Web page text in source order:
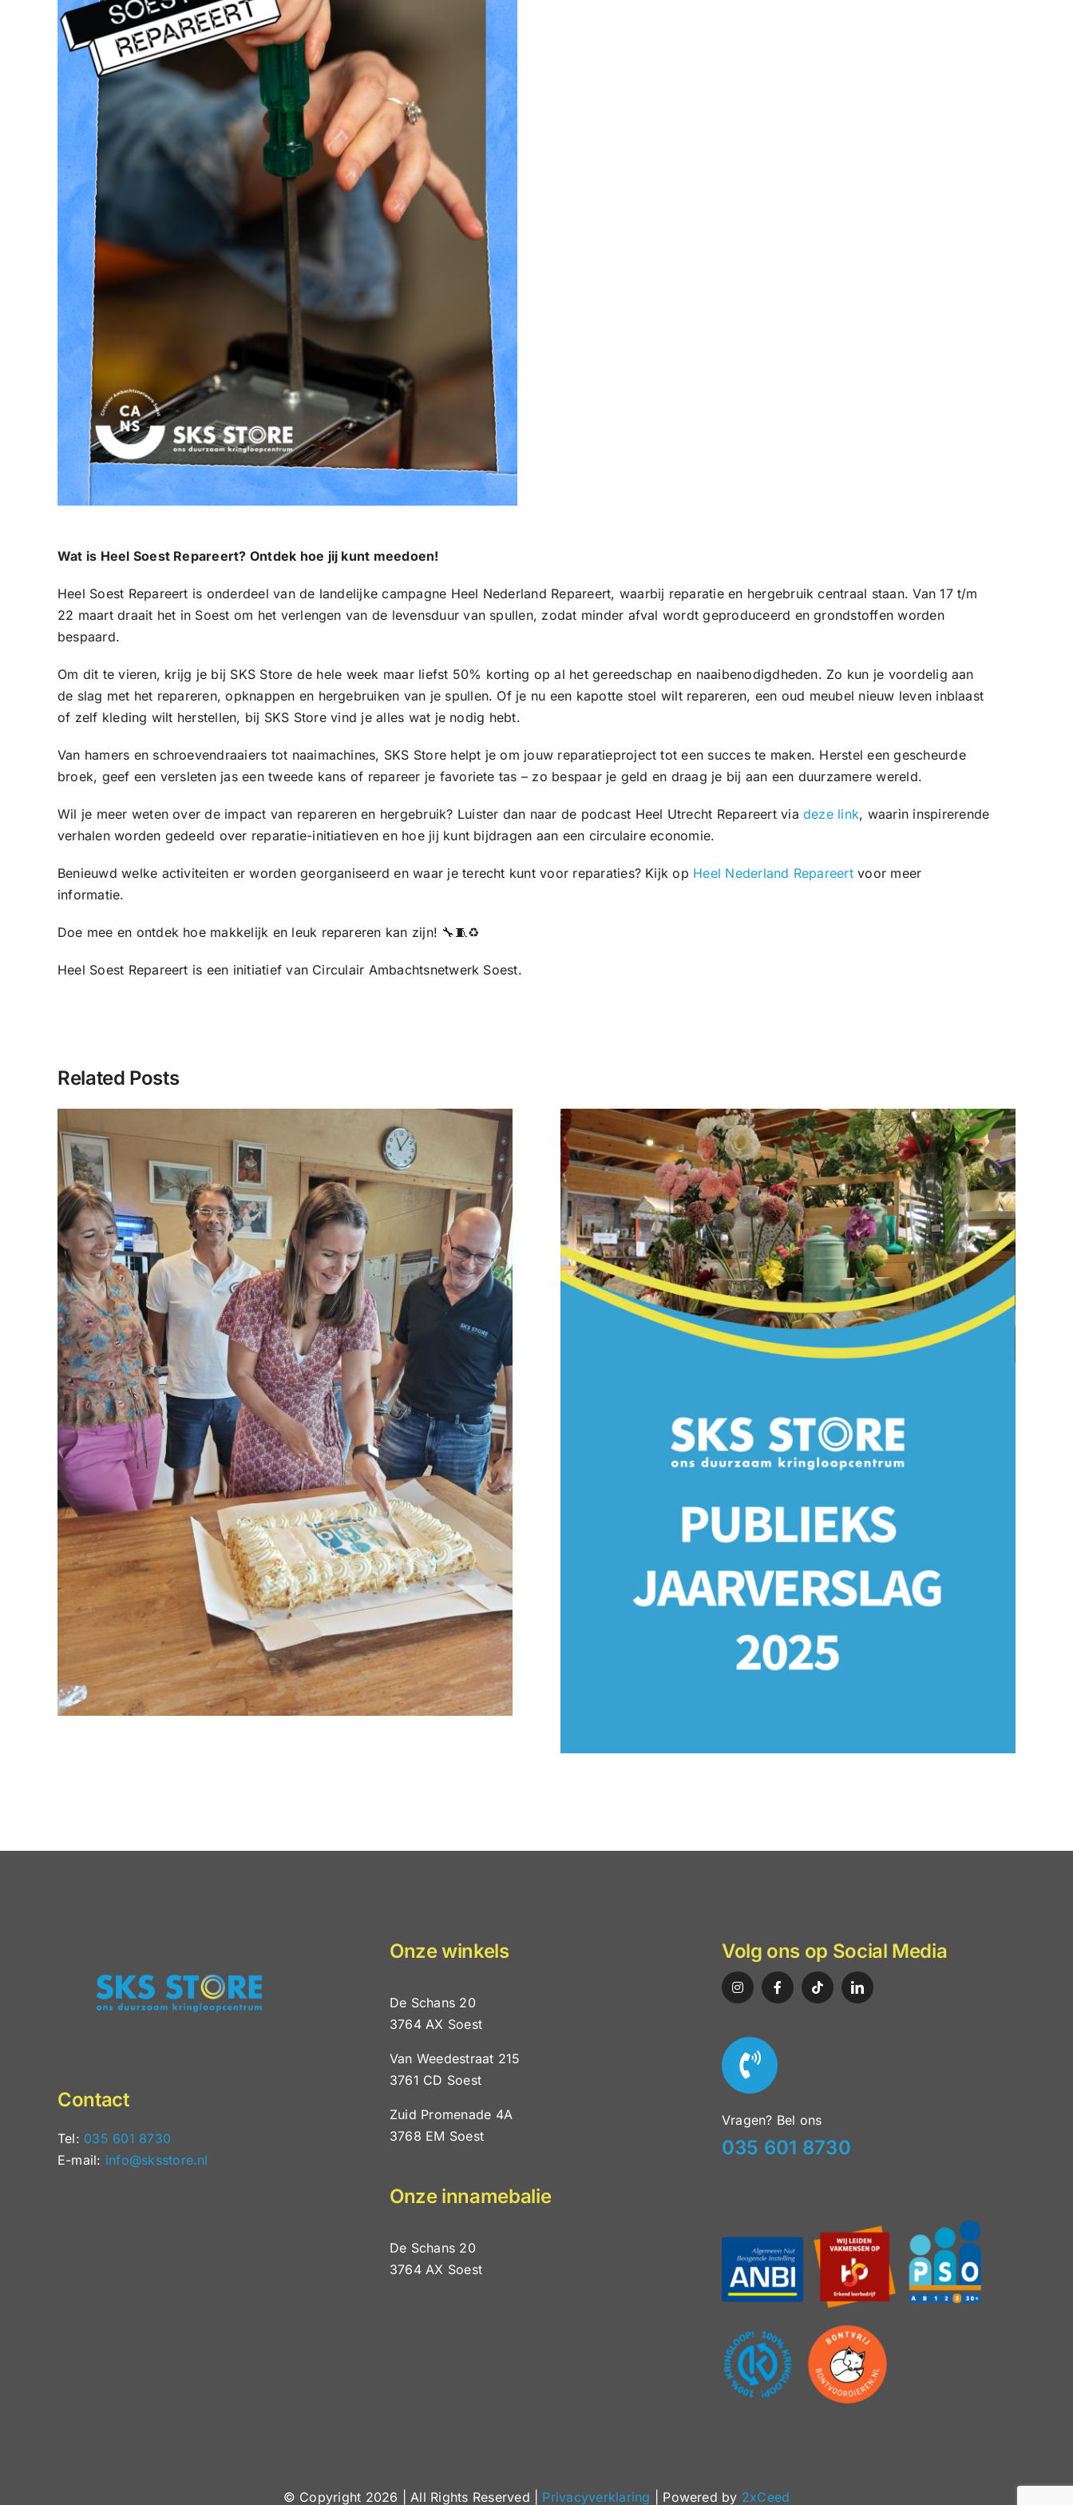
Wat is Heel Soest Repareert? Ontdek hoe jij kunt meedoen!
Heel Soest Repareert is onderdeel van de landelijke campagne Heel Nederland Repareert, waarbij reparatie en hergebruik centraal staan. Van 17 t/m
22 maart draait het in Soest om het verlengen van de levensduur van spullen, zodat minder afval wordt geproduceerd en grondstoffen worden
bespaard.
Om dit te vieren, krijg je bij SKS Store de hele week maar liefst 50% korting op al het gereedschap en naaibenodigdheden. Zo kun je voordelig aan
de slag met het repareren, opknappen en hergebruiken van je spullen. Of je nu een kapotte stoel wilt repareren, een oud meubel nieuw leven inblaast
of zelf kleding wilt herstellen, bij SKS Store vind je alles wat je nodig hebt.
Van hamers en schroevendraaiers tot naaimachines, SKS Store helpt je om jouw reparatieproject tot een succes te maken. Herstel een gescheurde
broek, geef een versleten jas een tweede kans of repareer je favoriete tas – zo bespaar je geld en draag je bij aan een duurzamere wereld.
Wil je meer weten over de impact van repareren en hergebruik? Luister dan naar de podcast Heel Utrecht Repareert viadeze link, waarin inspirerende
verhalen worden gedeeld over reparatie-initiatieven en hoe jij kunt bijdragen aan een circulaire economie.
Benieuwd welke activiteiten er worden georganiseerd en waar je terecht kunt voor reparaties? Kijk op Heel Nederland Repareertvoor meer
informatie.
Doe mee en ontdek hoe makkelijk en leuk repareren kan zijn! 🔧🧵♻️
Heel Soest Repareert is een initiatief van Circulair Ambachtsnetwerk Soest.
Related Posts
PSO keurmerk behaald!
Jaarverslag 2025 staat online
Contact
Tel: 035 601 8730
E-mail: info@sksstore.nl
Onze winkels
De Schans 20
3764 AX Soest
Van Weedestraat 215
3761 CD Soest
Zuid Promenade 4A
3768 EM Soest
Onze innamebalie
De Schans 20
3764 AX Soest
Volg ons op Social Media
Vragen? Bel ons
035 601 8730
© Copyright 2026 | All Rights Reserved | Privacyverklaring | Powered by 2xCeed